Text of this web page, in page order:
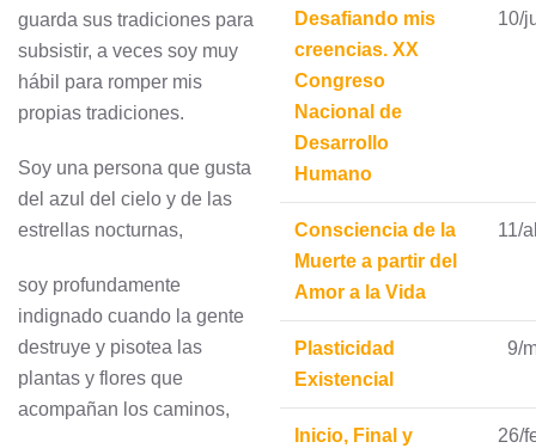
guarda sus tradiciones para
subsistir, a veces soy muy
hábil para romper mis
propias tradiciones.
Soy una persona que gusta
del azul del cielo y de las
estrellas nocturnas,
soy profundamente
indignado cuando la gente
destruye y pisotea las
plantas y flores que
acompañan los caminos,
Desafiando mis
creencias. XX
Congreso
Nacional de
Desarrollo
Humano
10/
Consciencia de la
Muerte a partir del
Amor a la Vida
11/
Plasticidad
Existencial
9/
Inicio, Final y
26/